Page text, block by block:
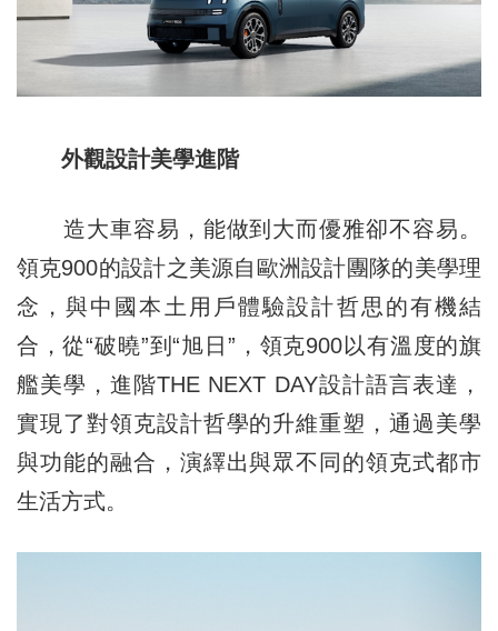
外觀設計美學進階
造大車容易，能做到大而優雅卻不容易。
領克900的設計之美源自歐洲設計團隊的美學理
念，與中國本土用戶體驗設計哲思的有機結
合，從“破曉”到“旭日”，領克900以有溫度的旗
艦美學，進階THE NEXT DAY設計語言表達，
實現了對領克設計哲學的升維重塑，通過美學
與功能的融合，演繹出與眾不同的領克式都市
生活方式。